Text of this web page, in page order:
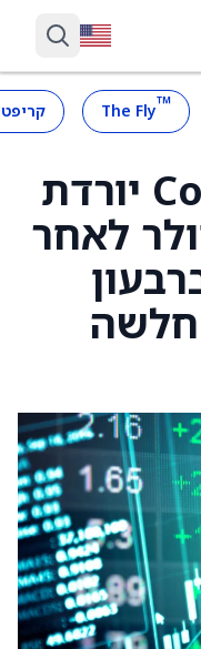
™
The Fly
מניית Concentrix יורדת
ל-30.14 דולר לאחר
חלשה